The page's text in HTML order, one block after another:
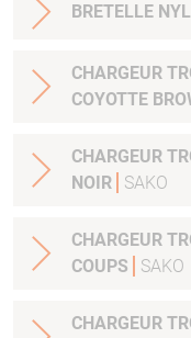
BRETELLE
CHARGEUR
COYOTTE
CHARGEUR TRG
NOIR
SAKO
CHARGEUR
COUPS
SAKO
CHARGEUR